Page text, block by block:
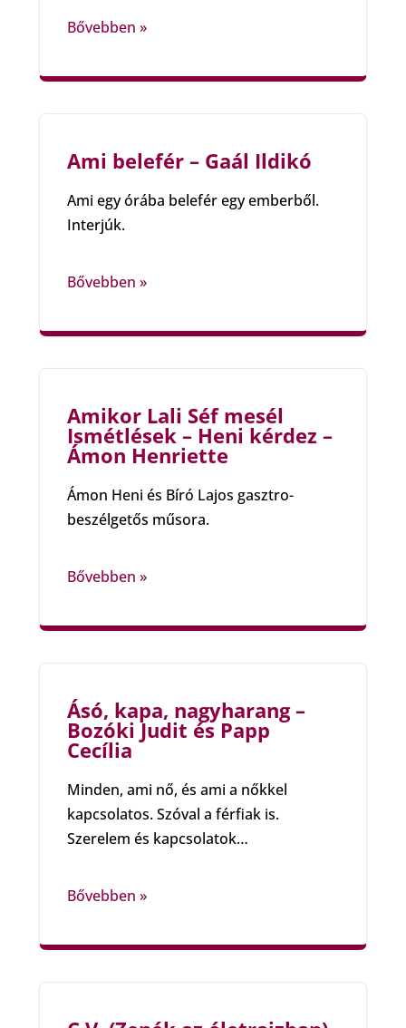
Bővebben »
Ami belefér – Gaál Ildikó
Ami egy órába belefér egy emberből.
Interjúk.
Bővebben »
Amikor Lali Séf mesél
Ismétlések – Heni kérdez –
Ámon Henriette
Ámon Heni és Bíró Lajos gasztro-
beszélgetős műsora.
Bővebben »
Ásó, kapa, nagyharang –
Bozóki Judit és Papp
Cecília
Minden, ami nő, és ami a nőkkel
kapcsolatos. Szóval a férfiak is.
Szerelem és kapcsolatok…
Bővebben »